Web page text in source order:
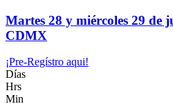
Martes 28 y miércoles 29 de
CDMX
¡Pre-Regístro aqui!
Días
Hrs
Min